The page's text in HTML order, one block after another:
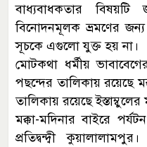
বাধ্যবাধকতার
বিনোদনমূলক ভ্রমণের জন্য
সূচকে এগুলো যুক্ত হয় না।
মোটকথা ধর্মীয়
পছন্দের তালিকায় রয়েছে
তালিকায় রয়েছে
মক্কা-মদিনার বাইরে
প্রতিদ্বন্দ্বী